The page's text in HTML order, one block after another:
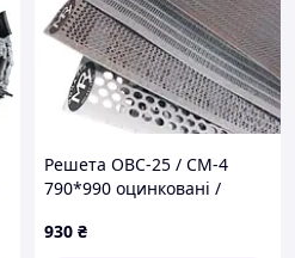
Решета ОВС-25 / CМ-4
790*990 оцинковані /
Запчастини на овс-25
930 ₴